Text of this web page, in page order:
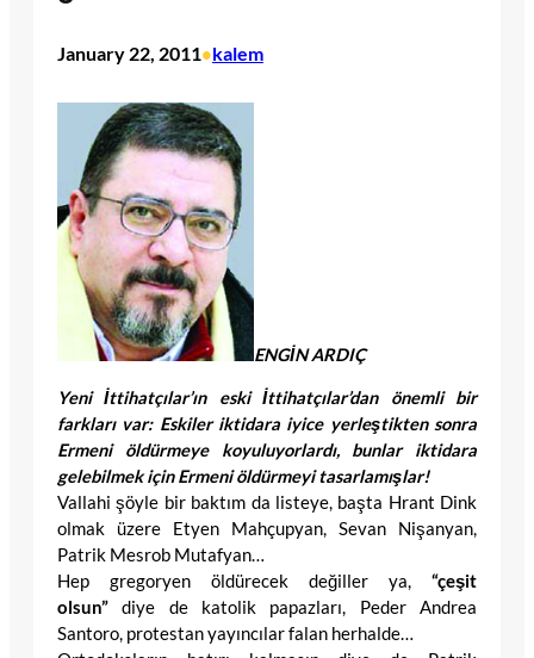
January 22, 2011•kalem
ENGİN ARDIÇ
Yeni İttihatçılar’ın eski İttihatçılar’dan önemli bir
farkları var: Eskiler iktidara iyice yerleştikten sonra
Ermeni öldürmeye koyuluyorlardı, bunlar iktidara
gelebilmek için Ermeni öldürmeyi tasarlamışlar!
Vallahi şöyle bir baktım da listeye, başta Hrant Dink
olmak üzere Etyen Mahçupyan, Sevan Nişanyan,
Patrik Mesrob Mutafyan…
Hep gregoryen öldürecek değiller ya, “çeşit
olsun”diye de katolik papazları, Peder Andrea
Santoro, protestan yayıncılar falan herhalde…